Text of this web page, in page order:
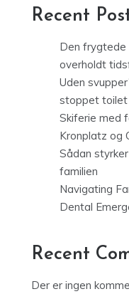
Recent
Den frygtede
overholdt
Uden
stoppet toilet
Skiferie med
Kronplatz og
Sådan
familien
Navigating
Dental
Recent
Der er ingen